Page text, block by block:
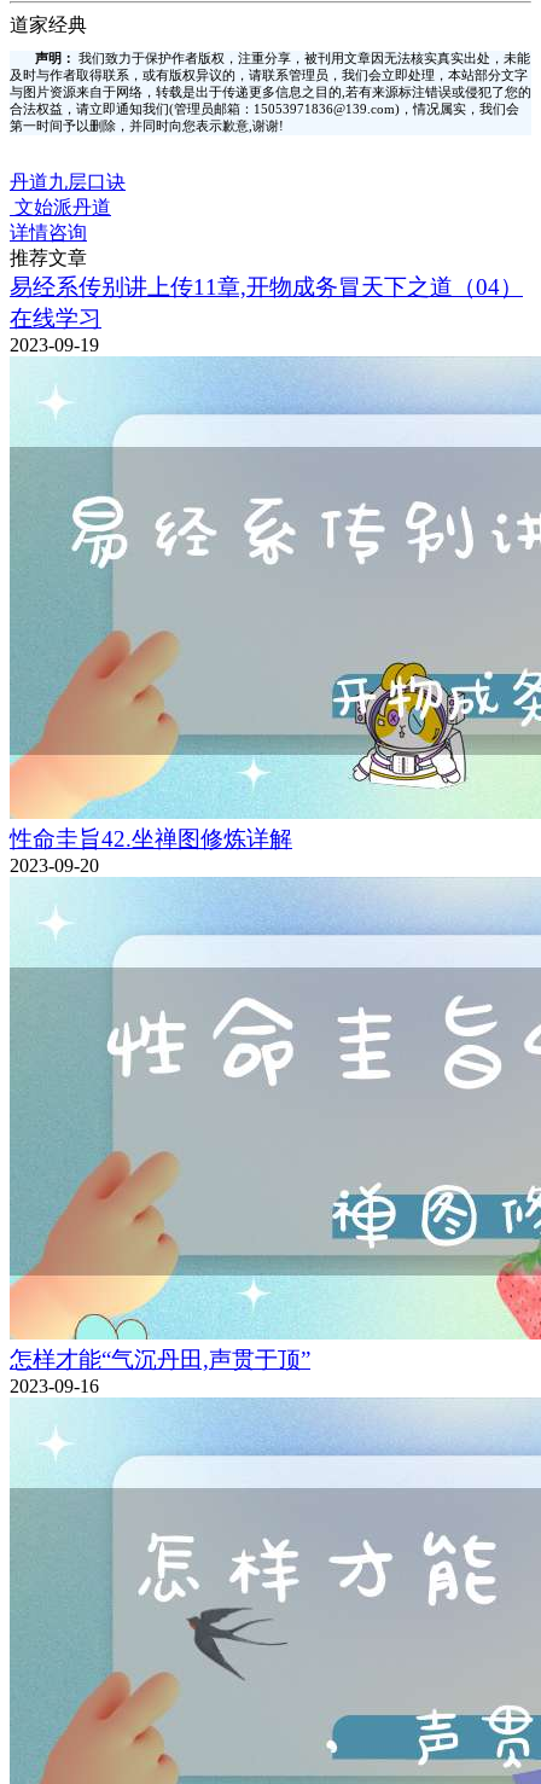
道家经典
声明：
我们致力于保护作者版权，注重分享，被刊用文章因无法核实真实出处，未能
及时与作者取得联系，或有版权异议的，请联系管理员，我们会立即处理，本站部分文字
与图片资源来自于网络，转载是出于传递更多信息之目的,若有来源标注错误或侵犯了您的
合法权益，请立即通知我们(管理员邮箱：15053971836@139.com)，情况属实，我们会
第一时间予以删除，并同时向您表示歉意,谢谢!
丹道九层口诀
文始派丹道
详情咨询
推荐文章
易经系传别讲上传11章,开物成务冒天下之道（04）
在线学习
2023-09-19
性命圭旨42.坐禅图修炼详解
2023-09-20
怎样才能“气沉丹田,声贯于顶”
2023-09-16